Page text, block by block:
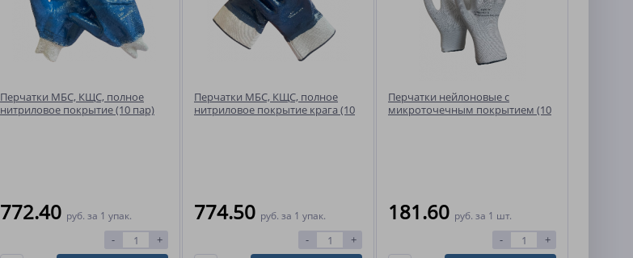
Перчатки МБС, КЩС, полное
нитриловое покрытие (10 пар)
772.40 руб. за 1 упак.
- +
Перчатки МБС, КЩС, полное
нитриловое покрытие крага (10
774.50 руб. за 1 упак.
- +
Перчатки нейлоновые с
микроточечным покрытием (10
181.60 руб. за 1 шт.
- +